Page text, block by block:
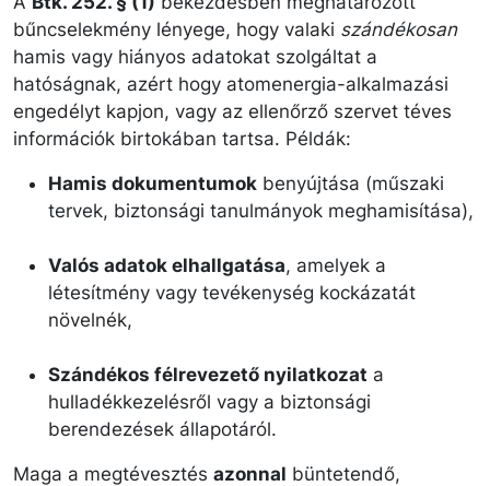
bűncselekmény lényege, hogy valaki szándékosan
hamis vagy hiányos adatokat szolgáltat a
hatóságnak, azért hogy atomenergia-alkalmazási
engedélyt kapjon, vagy az ellenőrző szervet téves
információk birtokában tartsa. Példák:
Hamis dokumentumok benyújtása (műszaki
tervek, biztonsági tanulmányok meghamisítása),
Valós adatok elhallgatása, amelyek a
létesítmény vagy tevékenység kockázatát
növelnék,
Szándékos félrevezető nyilatkozat a
hulladékkezelésről vagy a biztonsági
berendezések állapotáról.
Maga a megtévesztés azonnal büntetendő,